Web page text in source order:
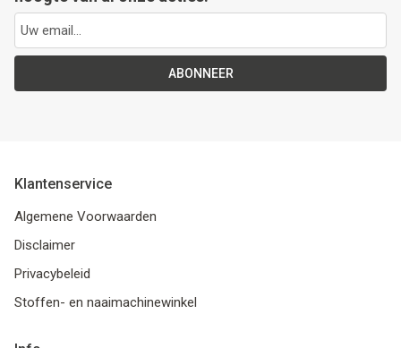
ABONNEER
Klantenservice
Algemene Voorwaarden
Disclaimer
Privacybeleid
Stoffen- en naaimachinewinkel